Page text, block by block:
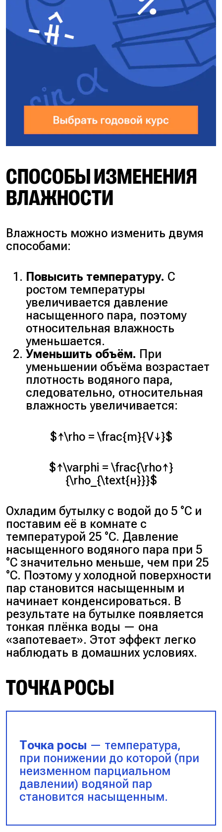
СПОСОБЫ ИЗМЕНЕНИЯ
ВЛАЖНОСТИ
Влажность можно изменить двумя
способами:
Повысить температуру. С
ростом температуры
увеличивается давление
насыщенного пара, поэтому
относительная влажность
уменьшается.
Уменьшить объём. При
уменьшении объёма возрастает
плотность водяного пара,
следовательно, относительная
влажность увеличивается:
$↑\rho = \frac{m}{V↓}$
$↑\varphi = \frac{\rho↑}
{\rho_{\text{н}}}$
Охладим бутылку с водой до 5 °C и
поставим её в комнате с
температурой 25 °C. Давление
насыщенного водяного пара при 5
°C значительно меньше, чем при 25
°C. Поэтому у холодной поверхности
пар становится насыщенным и
начинает конденсироваться. В
результате на бутылке появляется
тонкая плёнка воды — она
«запотевает». Этот эффект легко
наблюдать в домашних условиях.
ТОЧКА РОСЫ
Точка росы — температура,
при понижении до которой (при
неизменном парциальном
давлении) водяной пар
становится насыщенным.